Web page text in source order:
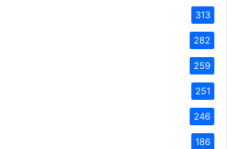
313
282
259
251
246
186